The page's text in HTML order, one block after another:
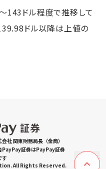
143ドル程度で推移して
ドル以降は上値の
社 関東財務局長（金商）
PayPay証券はPayPay証券
す
All Rights Reserved.